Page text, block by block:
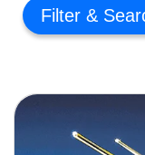
Filter